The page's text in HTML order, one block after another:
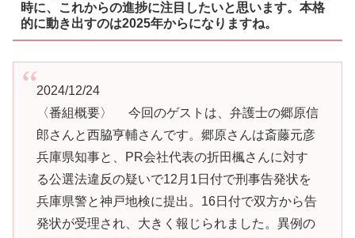
時に、これからの進捗に注目したいと思います。本格
的に動き出すのは2025年からになりますね。
2024/12/24
〈番組概要〉 今回のゲストは、弁護士の郷原信
郎さんと西脇亨輔さんです。郷原さんは斎藤元彦
兵庫県知事と、PR会社代表の折田楓さんに対す
る公選法違反の疑いで12月1日付で刑事告発状を
兵庫県警と神戸地検に提出。16日付で双方から告
発状が受理され、大きく報じられました。異例の